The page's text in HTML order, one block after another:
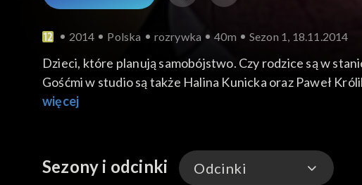
2014 Polska rozrywka 40m Sezon 1, 18.11.2014
Dzieci, które planują samobójstwo. Czy rodzice są w stanie im pomóc? O
Gośćmi w studio są także Halina Kunicka oraz Paweł
więcej
Sezony i odcinki Odcinki